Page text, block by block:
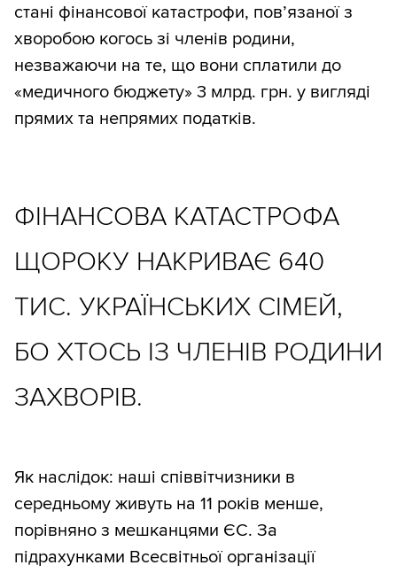
стані фінансової катастрофи, пов’язаної з
хворобою когось зі членів родини,
незважаючи на те, що вони сплатили до
«медичного бюджету» 3 млрд. грн. у вигляді
прямих та непрямих податків.
ФІНАНСОВА КАТАСТРОФА
ЩОРОКУ НАКРИВАЄ 640
ТИС. УКРАЇНСЬКИХ СІМЕЙ,
БО ХТОСЬ ІЗ ЧЛЕНІВ РОДИНИ
ЗАХВОРІВ.
Як наслідок: наші співвітчизники в
середньому живуть на 11 років менше,
порівняно з мешканцями ЄС. За
підрахунками Всесвітньої організації